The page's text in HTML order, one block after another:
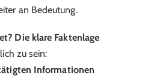
an Bedeutung.
Die klare Faktenlage
zu sein:
Informationen